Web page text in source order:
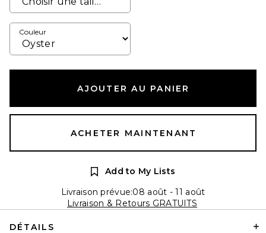
Couleur
AJOUTER AU PANIER
ACHETER MAINTENANT
Add to My Lists
Livraison prévue:08 août - 11 août
Livraison & Retours GRATUITS
DÉTAILS